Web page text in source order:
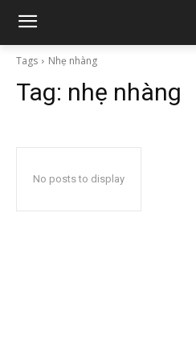
Tags Nhẹ nhàng
Tag: nhẹ nhàng
No posts to display